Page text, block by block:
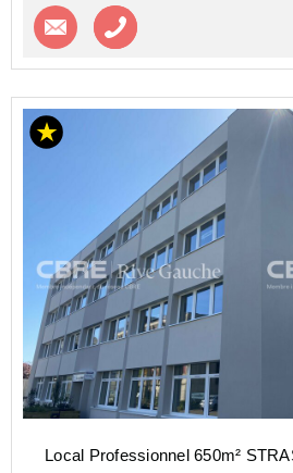
Contacter l'agence
Local Professionnel 650m²